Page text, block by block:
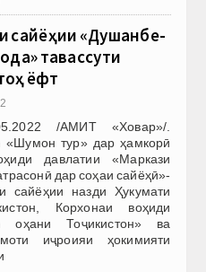
сайёҳии «Душанбе-
тавассути
ёфт
/АМИТ «Ховар»/.
«Шумон тур» дар ҳамкорӣ
давлатии «Маркази
дар соҳаи сайёҳӣ»-
сайёҳии назди Ҳукумати
Корхонаи воҳиди
оҳани Тоҷикистон» ва
иҷроияи ҳокимияти